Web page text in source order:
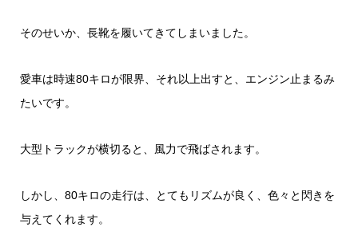
そのせいか、長靴を履いてきてしまいました。
愛車は時速80キロが限界、それ以上出すと、エンジン止まるみ
たいです。
大型トラックが横切ると、風力で飛ばされます。
しかし、80キロの走行は、とてもリズムが良く、色々と閃きを
与えてくれます。